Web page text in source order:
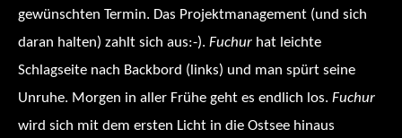
gewünschten Termin. Das Projektmanagement (und sich
daran halten) zahlt sich aus:-). Fuchur hat leichte
Schlagseite nach Backbord (links) und man spürt seine
Unruhe. Morgen in aller Frühe geht es endlich los. Fuchur
wird sich mit dem ersten Licht in die Ostsee hinaus